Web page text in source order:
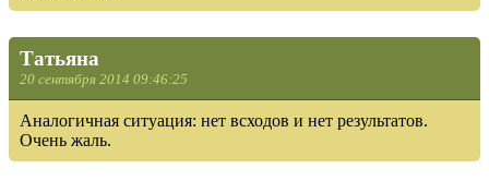
Татьяна
20 сентября 2014 09:46:25
Аналогичная ситуация: нет всходов и нет результатов.
Очень жаль.